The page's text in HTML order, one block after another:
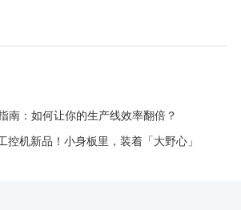
南：如何让你的生产线效率翻倍？
控机新品！小身板里，装着「大野心」